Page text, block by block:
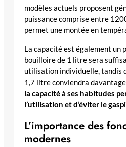
modèles actuels proposent
puissance comprise entre
permet une montée en
La capacité est également un
bouilloire de 1 litre sera
utilisation individuelle, tandis
1,7 litre conviendra
la capacité à ses habitudes
l’utilisation et d’éviter le
L’importance des
modernes